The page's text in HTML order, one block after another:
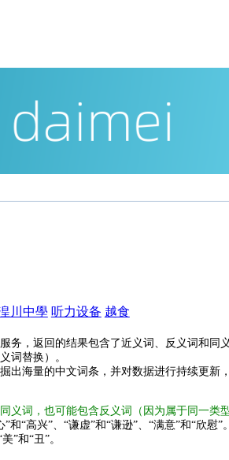
川中學 听力设备 越食
务，返回的结果包含了近义词、反义词和同
词替换）。
出海量的中文词条，并对数据进行持续更新
义词，也可能包含反义词（因为属于同一类
“高兴”、“谦虚”和“谦逊”、“满意”和“欣慰”
”和“丑”。